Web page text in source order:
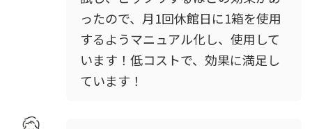
ったので、月1回休館日に1箱を使用
するようマニュアル化し、使用して
います！低コストで、効果に満足し
ています！